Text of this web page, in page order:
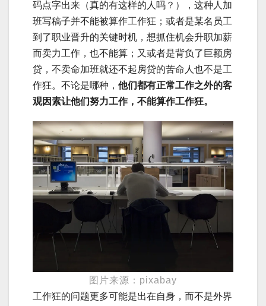
码点字出来（真的有这样的人吗？），这种人加
班写稿子并不能被算作工作狂；或者是某名员工
到了职业晋升的关键时机，想抓住机会升职加薪
而卖力工作，也不能算；又或者是背负了巨额房
贷，不卖命加班就还不起房贷的苦命人也不是工
作狂。不论是哪种， 他们都有正常工作之外的客
观因素让他们努力工作，不能算作工作狂。
图片来源：pixabay
工作狂的问题更多可能是出在自身，而不是外界